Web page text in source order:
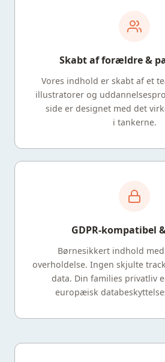
Skabt af forældre &
Vores indhold er skabt af et
illustratorer og
side er designet med det
i tankerne.
GDPR-kompatibel
Børnesikkert indhold med
overholdelse. Ingen skjulte
data. Din families privatliv
europæisk